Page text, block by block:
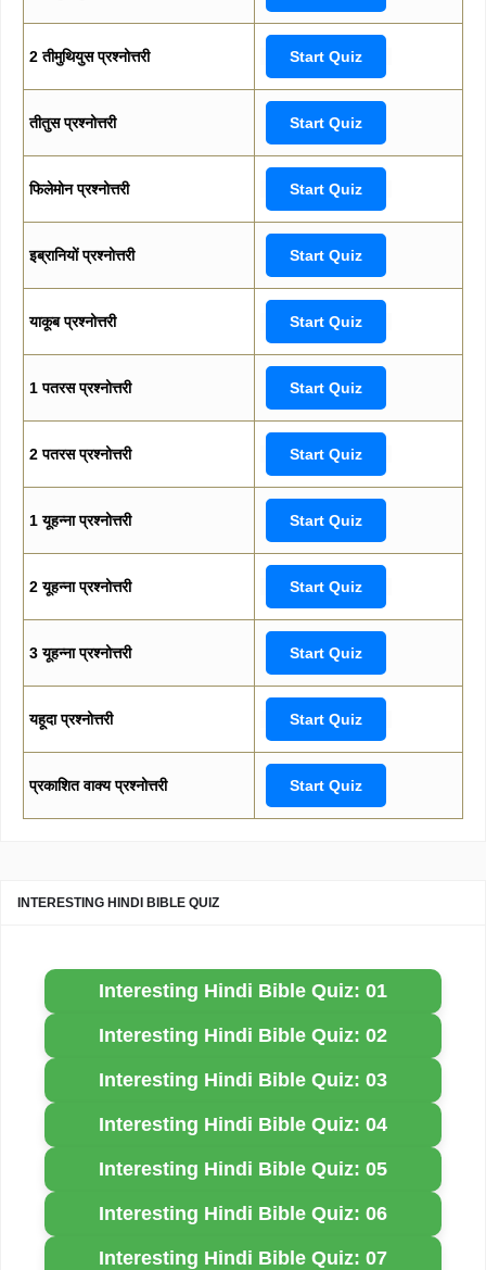
2 तीमुथियुस प्रश्नोत्तरी Start Quiz
तीतुस प्रश्नोत्तरी Start Quiz
फिलेमोन प्रश्नोत्तरी Start Quiz
इब्रानियों प्रश्नोत्तरी Start Quiz
याकूब प्रश्नोत्तरी Start Quiz
1 पतरस प्रश्नोत्तरी Start Quiz
2 पतरस प्रश्नोत्तरी Start Quiz
1 यूहन्ना प्रश्नोत्तरी Start Quiz
2 यूहन्ना प्रश्नोत्तरी Start Quiz
3 यूहन्ना प्रश्नोत्तरी Start Quiz
यहूदा प्रश्नोत्तरी Start Quiz
प्रकाशित वाक्य प्रश्नोत्तरी Start Quiz
INTERESTING HINDI BIBLE QUIZ
Interesting Hindi Bible Quiz: 01
Interesting Hindi Bible Quiz: 02
Interesting Hindi Bible Quiz: 03
Interesting Hindi Bible Quiz: 04
Interesting Hindi Bible Quiz: 05
Interesting Hindi Bible Quiz: 06
Interesting Hindi Bible Quiz: 07